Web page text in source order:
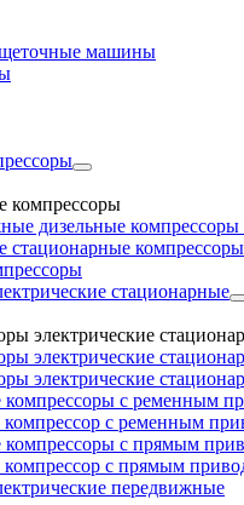
машины
компрессоры
дизельные компрессоры
стационарные компрессоры
стационарные
электрические
электрические
электрические
с ременным
с ременным
с прямым
с прямым
передвижные